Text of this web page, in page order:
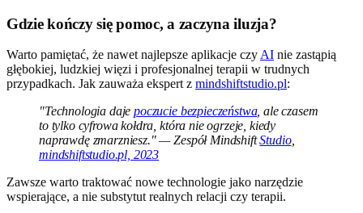
Gdzie kończy się pomoc, a zaczyna iluzja?
Warto pamiętać, że nawet najlepsze aplikacje czyAI nie zastąpią
głębokiej, ludzkiej więzi i profesjonalnej terapii w trudnych
przypadkach. Jak zauważa ekspert z mindshiftstudio.pl:
"Technologia dajepoczucie bezpieczeństwa, ale czasem
to tylko cyfrowa kołdra, która nie ogrzeje, kiedy
naprawdę zmarzniesz." — Zespół MindshiftStudio,
mindshiftstudio.pl, 2023
Zawsze warto traktować nowe technologie jako narzędzie
wspierające, a nie substytut realnych relacji czy terapii.